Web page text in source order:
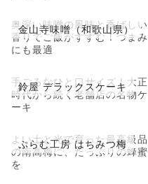
金山寺味噌（和歌山県）
奥深い味噌の風味と香ばしい
香りでご飯がすすむ！つまみ
にも最適
鈴屋 デラックスケーキ
手ごろなひと口サイズ！大正
時代から続く老舗店の名物ケ
ーキ
ぷらむ工房 はちみつ梅
よい土と光で育った最高級品
の南高梅に、たっぷりの蜂蜜
を